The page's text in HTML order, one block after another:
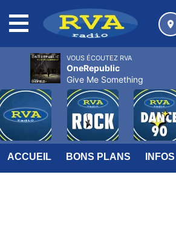
ACCUEIL BONS PLANS INFOS
VOUS ÉCOUTEZ RVA
OneRepublic
Give Me Something